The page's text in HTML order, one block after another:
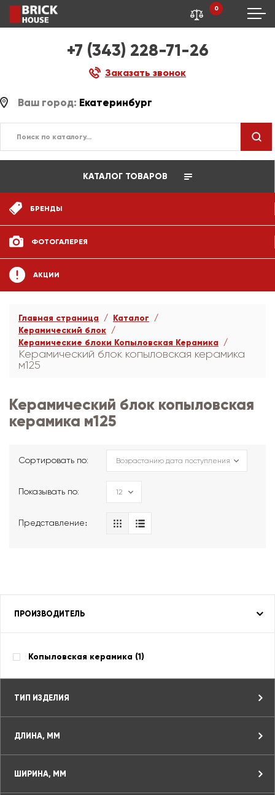
+7 (343) 228-71-26
Заказать звонок
0
Ваш город: Екатеринбург
КАТАЛОГ ТОВАРОВ
БРЕНДЫ
ФОТОГАЛЕРЕЯ
АКЦИИ
Главная страница
Каталог
Керамический блок
Керамические блоки Копыловская Керамика
Керамический блок копыловская керамика
м125
Керамический блок копыловская
керамика м125
Сортировать по:
Показывать по:
Представление։
ПРОИЗВОДИТЕЛЬ
Копыловская керамика (1)
ТИП ИЗДЕЛИЯ
ДЛИНА, ММ
ШИРИНА, ММ